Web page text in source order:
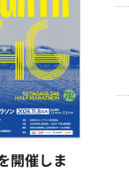
開催しま